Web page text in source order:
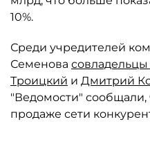
10%.
Среди учредителей
Семенова
Троицкий и Дмитрий
"Ведомости" сообщали,
продаже сети